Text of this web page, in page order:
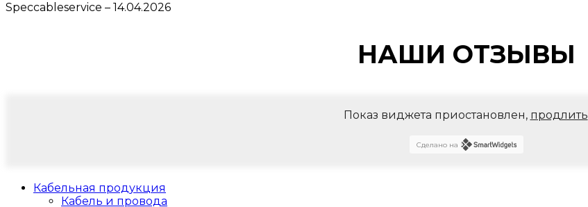
Speccableservice – 14.04.2026
НАШИ ОТЗЫВЫ
Показ виджета приостановлен, продлить
Сделано на
Кабельная продукция
Кабель и провода